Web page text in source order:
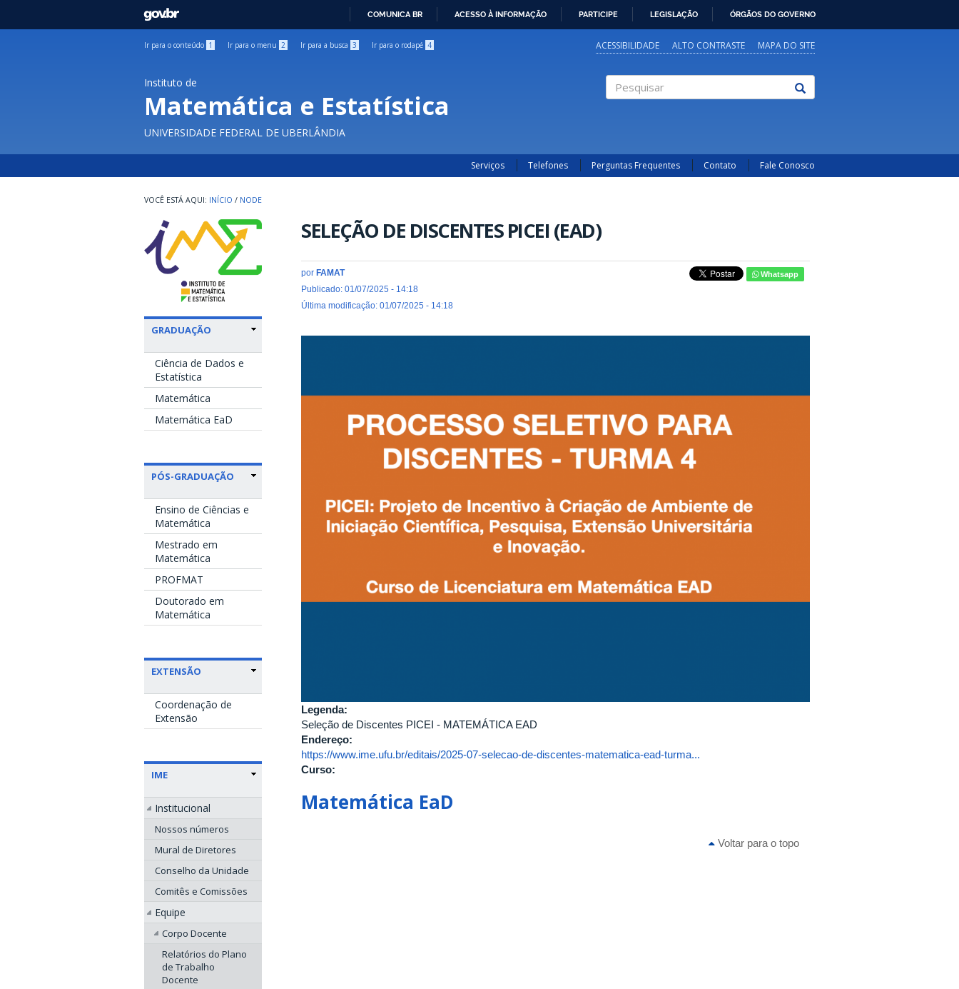
GOVBR
COMUNICA BR ACESSO À INFORMAÇÃO PARTICIPE LEGISLAÇÃO ÓRGÃOS DO GOVERNO
Ir para o conteúdo 1 Ir para o menu 2 Ir para a busca 3 Ir para o rodapé 4 ACESSIBILIDADE ALTO CONTRASTE MAPA DO SITE
Instituto de
Matemática e Estatística
UNIVERSIDADE FEDERAL DE UBERLÂNDIA
Serviços Telefones Perguntas Frequentes Contato Fale Conosco
INÍCIO / NODE
GRADUAÇÃO
Ciência de Dados e
Estatística
Matemática
Matemática EaD
PÓS-GRADUAÇÃO
Ensino de Ciências e
Matemática
Mestrado em
Matemática
PROFMAT
Doutorado em
Matemática
EXTENSÃO
Coordenação de
Extensão
IME
Institucional
Nossos números
Mural de Diretores
Conselho da Unidade
Comitês e Comissões
Equipe
Corpo Docente
Relatórios do Plano
de Trabalho
Docente
SELEÇÃO DE DISCENTES PICEI (EAD)
por FAMAT
Publicado: 01/07/2025 - 14:18
Última modificação: 01/07/2025 - 14:18
Whatsapp
Legenda:
Seleção de Discentes PICEI - MATEMÁTICA EAD
Endereço:
https://www.ime.ufu.br/editais/2025-07-selecao-de-discentes-matematica-ead-turma...
Curso:
Matemática EaD
Voltar para o topo